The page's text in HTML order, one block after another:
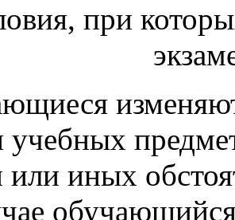
при
учебных
или иных